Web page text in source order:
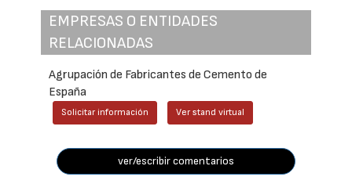
EMPRESAS O ENTIDADES
RELACIONADAS
Agrupación de Fabricantes de Cemento de
España
Solicitar información Ver stand virtual
ver/escribir comentarios